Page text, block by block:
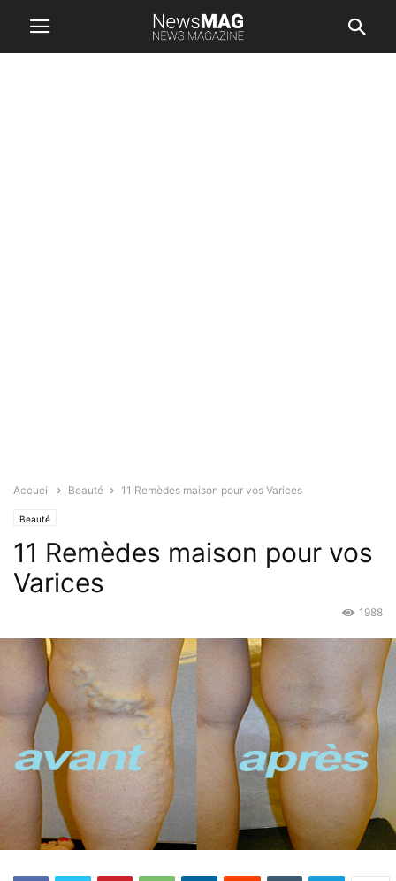
Accueil Beauté 11 Remèdes maison pour vos Varices
Beauté
11 Remèdes maison pour vos
Varices
1988